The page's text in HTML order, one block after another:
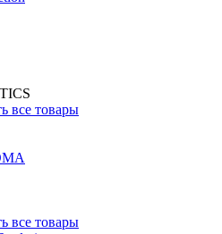
все товары
все товары